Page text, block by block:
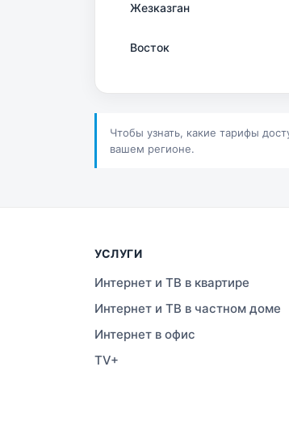
Жезказган
Восток
Шучинск
Чтобы узнать, какие тарифы
вашем регионе.
УСЛУГИ
Интернет и ТВ в квартире
Интернет и ТВ в частном доме
Интернет в офис
TV+